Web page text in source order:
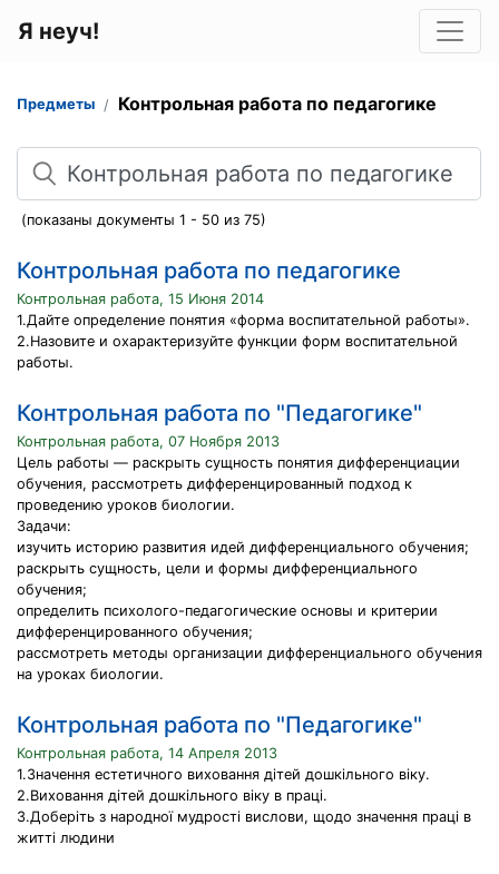
Я неуч!
Предметы Контрольная работа по педагогике
Поиск
(показаны документы 1 - 50 из 75)
Контрольная работа по педагогике
Контрольная работа, 15 Июня 2014
1.Дайте определение понятия «форма воспитательной работы».
2.Назовите и охарактеризуйте функции форм воспитательной
работы.
Контрольная работа по "Педагогике"
Контрольная работа, 07 Ноября 2013
Цель работы — раскрыть сущность понятия дифференциации
обучения, рассмотреть дифференцированный подход к
проведению уроков биологии.
Задачи:
изучить историю развития идей дифференциального обучения;
раскрыть сущность, цели и формы дифференциального
обучения;
определить психолого-педагогические основы и критерии
дифференцированного обучения;
рассмотреть методы организации дифференциального обучения
на уроках биологии.
Контрольная работа по "Педагогике"
Контрольная работа, 14 Апреля 2013
1.Значення естетичного виховання дітей дошкільного віку.
2.Виховання дітей дошкільного віку в праці.
3.Доберіть з народної мудрості вислови, щодо значення праці в
житті людини